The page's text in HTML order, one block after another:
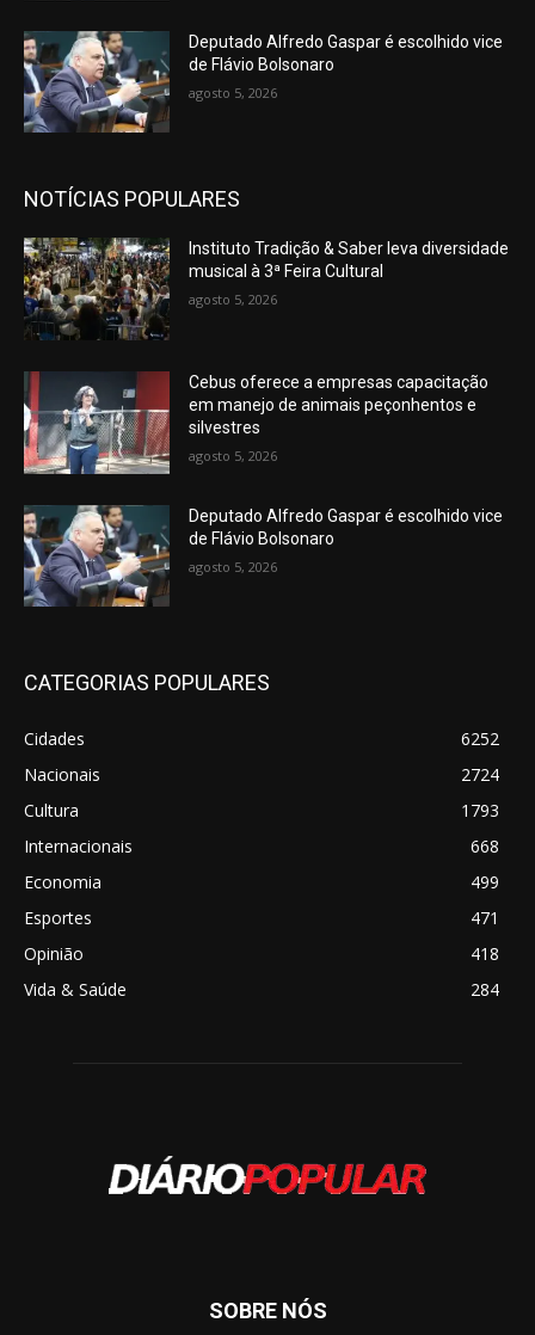
Deputado Alfredo Gaspar é escolhido vice
de Flávio Bolsonaro
agosto 5, 2026
NOTÍCIAS POPULARES
Instituto Tradição & Saber leva diversidade
musical à 3ª Feira Cultural
agosto 5, 2026
Cebus oferece a empresas capacitação
em manejo de animais peçonhentos e
silvestres
agosto 5, 2026
Deputado Alfredo Gaspar é escolhido vice
de Flávio Bolsonaro
agosto 5, 2026
CATEGORIAS POPULARES
Cidades
6252
Nacionais
2724
Cultura
1793
Internacionais
668
Economia
499
Esportes
471
Opinião
418
Vida & Saúde
284
SOBRE NÓS